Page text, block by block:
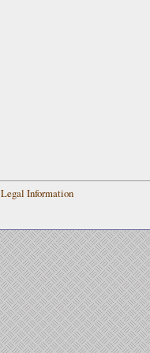
Legal Information